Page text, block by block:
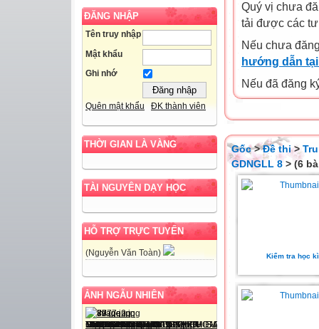
ĐĂNG NHẬP
Tên truy nhập
Mật khẩu
Ghi nhớ
Quên mật khẩu ĐK thành viên
THỜI GIAN LÀ VÀNG
TÀI NGUYÊN DẠY HỌC
HỖ TRỢ TRỰC TUYẾN
(Nguyễn Văn Toàn)
ẢNH NGẪU NHIÊN
Quý vị chưa
tải được các
Nếu chưa
hướng dẫn
Nếu đã đăng
Gốc>Đề thi>
GDNGLL 8 > (6
Kiểm tra học